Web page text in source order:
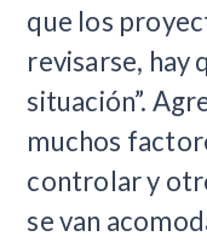
que los
revisarse, hay
situación”.
muchos
controlar y
se van